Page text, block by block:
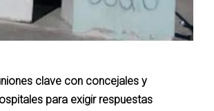
clave con concejales y
para exigir respuestas